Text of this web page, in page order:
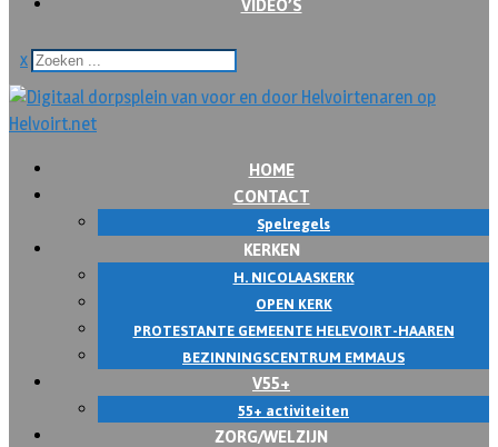
x
HOME
CONTACT
Spelregels
KERKEN
H. NICOLAASKERK
OPEN KERK
PROTESTANTE GEMEENTE HELEVOIRT-HAAREN
BEZINNINGSCENTRUM EMMAUS
V55+
55+ activiteiten
ZORG/WELZIJN